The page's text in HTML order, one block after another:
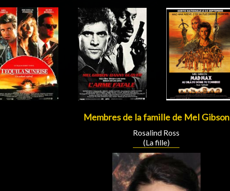
Acteur
Réalisateur
Acteur
Acteur Acteur
Membres de la famille de Mel Gibson
Rosalind Ross
(La fille)